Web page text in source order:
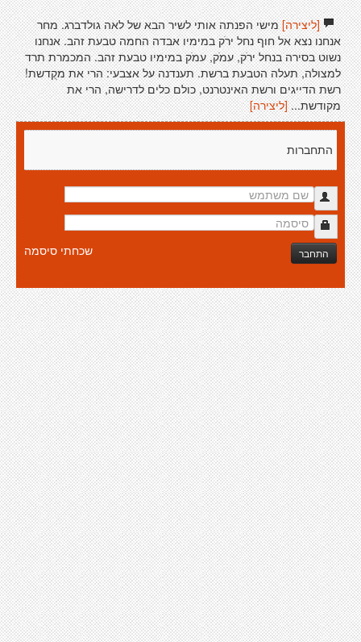
[ליצירה]מישי הפנתה אותי לשיר הבא של לאה גולדברג. מחר
אנחנו נצא אל חוף נחל ירֹק במימיו אבדה החמה טבעת זהב. אנחנו
נשוט בסירה בנחל ירֹק, עמֹק, עמֹק במימיו טבעת זהב. המכמרת תרד
למצולה, תעלה הטבעת ברשת. תענדנה על אצבעי: הרי את מקֻדשת!
רשת הדייגים ורשת האינטרנט, כולם כלים לדרישה, הרי את
מקודשת... [ליצירה]
התחברות
התחבר שכחתי סיסמה